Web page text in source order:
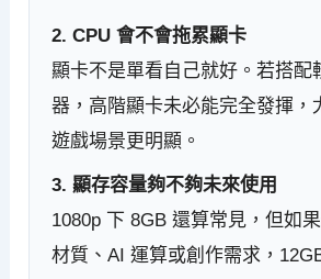
2. CPU 會不會拖累顯卡
顯卡不是單看自己就好。若搭配
器，高階顯卡未必能完全發揮，
遊戲場景更明顯。
3. 顯存容量夠不夠未來使用
1080p 下 8GB 還算常見，但如
材質、AI 運算或創作需求，